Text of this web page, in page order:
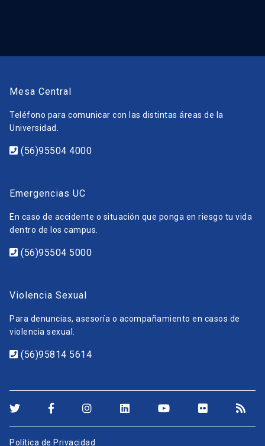
Mesa Central
Teléfono para comunicar con las distintas áreas de la
Universidad.
(56)95504 4000
Emergencias UC
En caso de accidente o situación que ponga en riesgo tu vida
dentro de los campus.
(56)95504 5000
Violencia Sexual
Para denuncias, asesoría o acompañamiento en casos de
violencia sexual.
(56)95814 5614
Política de Privacidad